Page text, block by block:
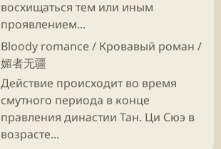
восхищаться тем или иным
проявлением...
Bloody romance / Кровавый роман /
媚者无疆
Действие происходит во время
смутного периода в конце
правления династии Тан. Ци Сюэ в
возрасте...